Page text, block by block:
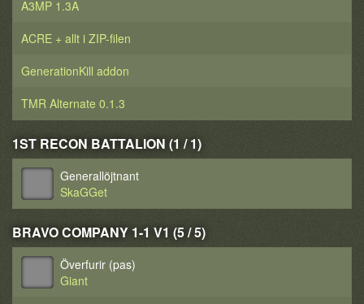
A3MP 1.3A
ACRE + allt i ZIP-filen
GenerationKill addon
TMR Alternate 0.1.3
1ST RECON BATTALION (1 / 1)
Generallöjtnant
SkaGGet
BRAVO COMPANY 1-1 V1 (5 / 5)
Överfurir (pas)
Giant